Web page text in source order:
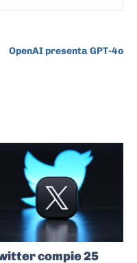
OpenAI presenta GPT-4o
compie 25